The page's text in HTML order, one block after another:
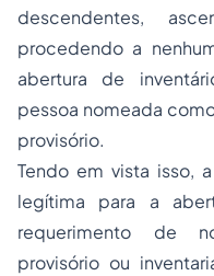
descendentes,
procedendo a
abertura de
pessoa nomeada
provisório.
Tendo em vista isso,
legítima para a
requerimento de
provisório ou